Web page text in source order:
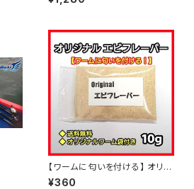
【ワームに匂いを付ける】 オリジ
ナル エビフレーバー 10g
¥360